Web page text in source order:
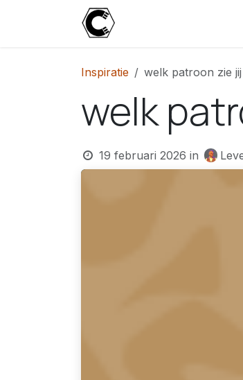
Overslaan naar inhoud
Inspiratie welk patroon zie
welk
19 februari 2026 in